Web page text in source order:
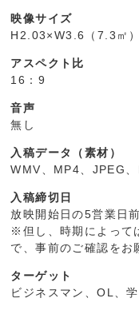
映像サイズ
H2.03×W3.6（7.3㎡）
アスペクト比
16：9
音声
無し
入稿データ（素材）
WMV、MP4、JPEG、
入稿締切日
放映開始日の5営業日
※但し、時期によって
で、事前のご確認をお
ターゲット
ビジネスマン、OL、